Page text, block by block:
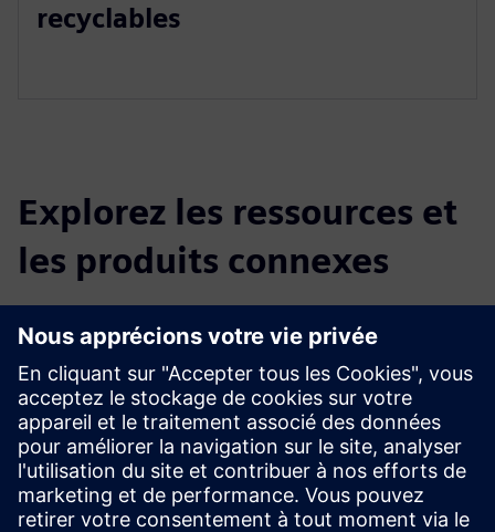
recyclables
Explorez les ressources et
les produits connexes
Renseignements et ressources
supplémentaires
Dépliant : Imprimantes 3D thermoplastiques de grande
surface
Conditions préalables